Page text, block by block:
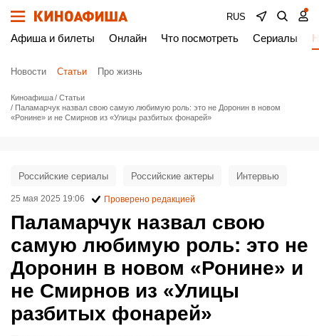
RUS
Афиша и билеты Онлайн Что посмотреть Сериалы
Новости Статьи Про жизнь
Киноафиша
Статьи
Паламарчук назвал свою самую любимую роль: это не Доронин в новом
«Ронине» и не Смирнов из «Улицы разбитых фонарей»
Паламарчук назвал свою
самую любимую роль: это не
Доронин в новом «Ронине» и
не Смирнов из «Улицы
разбитых фонарей»
Российские сериалы Российские актеры Интервью
25 мая 2025 19:06 Проверено редакцией